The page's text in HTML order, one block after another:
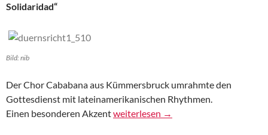
Solidaridad“
Bild: nib
Der Chor Cababana aus Kümmersbruck umrahmte den
Gottesdienst mit lateinamerikanischen Rhythmen.
Einen besonderen AkzentVon Cababana geht Zauber aus – AZ
weiterlesen →